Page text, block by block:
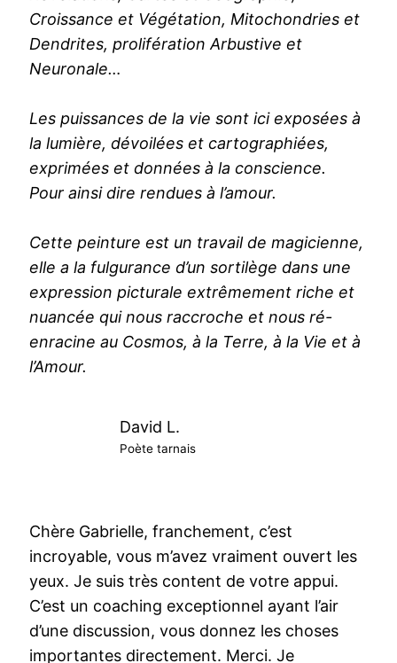
Croissance et Végétation, Mitochondries et
Dendrites, prolifération Arbustive et
Neuronale…
Les puissances de la vie sont ici exposées à
la lumière, dévoilées et cartographiées,
exprimées et données à la conscience.
Pour ainsi dire rendues à l’amour.
Cette peinture est un travail de magicienne,
elle a la fulgurance d’un sortilège dans une
expression picturale extrêmement riche et
nuancée qui nous raccroche et nous ré-
enracine au Cosmos, à la Terre, à la Vie et à
l’Amour.
David L.
Poète tarnais
Chère Gabrielle, franchement, c’est
incroyable, vous m’avez vraiment ouvert les
yeux. Je suis très content de votre appui.
C’est un coaching exceptionnel ayant l’air
d’une discussion, vous donnez les choses
importantes directement. Merci. Je